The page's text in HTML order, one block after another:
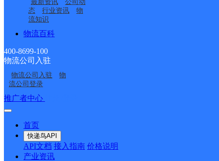
最新资讯
公司动
态
行业资讯
物
流知识
物流百科
400-8699-100
物流公司入驻
物流公司入驻
物
流公司登录
推广者中心
首页
快递鸟API
API文档 接入指南 价格说明
产业资讯
派送范围:-
长丰县水湖镇合作点
德邦快递
杨公路与长丰路交口西
派送范围:-详情